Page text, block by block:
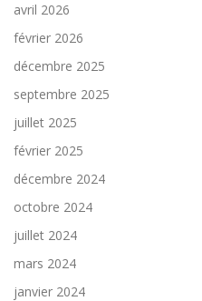
s
a
r
t
i
c
l
e
s
avril 2026
février 2026
décembre 2025
septembre 2025
juillet 2025
février 2025
décembre 2024
octobre 2024
juillet 2024
mars 2024
janvier 2024